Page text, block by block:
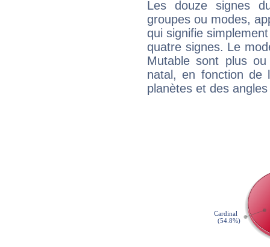
Les douze signes
groupes ou modes,
qui signifie
quatre signes. Le
Mutable sont plus
natal, en fonction de
planètes et des